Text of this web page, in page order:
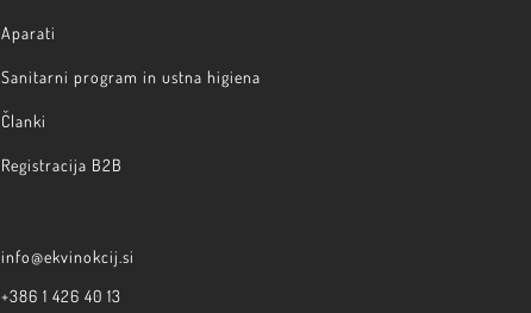
Aparati
Sanitarni program in ustna higiena
Članki
Registracija B2B
info@ekvinokcij.si
+386 1 426 40 13